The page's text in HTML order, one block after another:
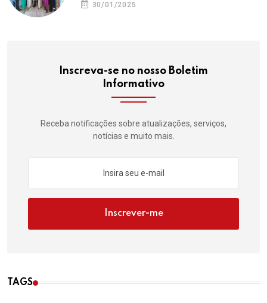
30/01/2025
Inscreva-se no nosso Boletim
Informativo
Receba notificações sobre atualizações, serviços,
notícias e muito mais.
Inscrever-me
TAGS